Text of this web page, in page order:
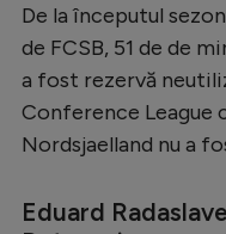
Serie A
Ligue 1
De la începutul
de FCSB, 51 de de
a fost rezervă
Conference League
Nordsjaelland nu a
Eduard